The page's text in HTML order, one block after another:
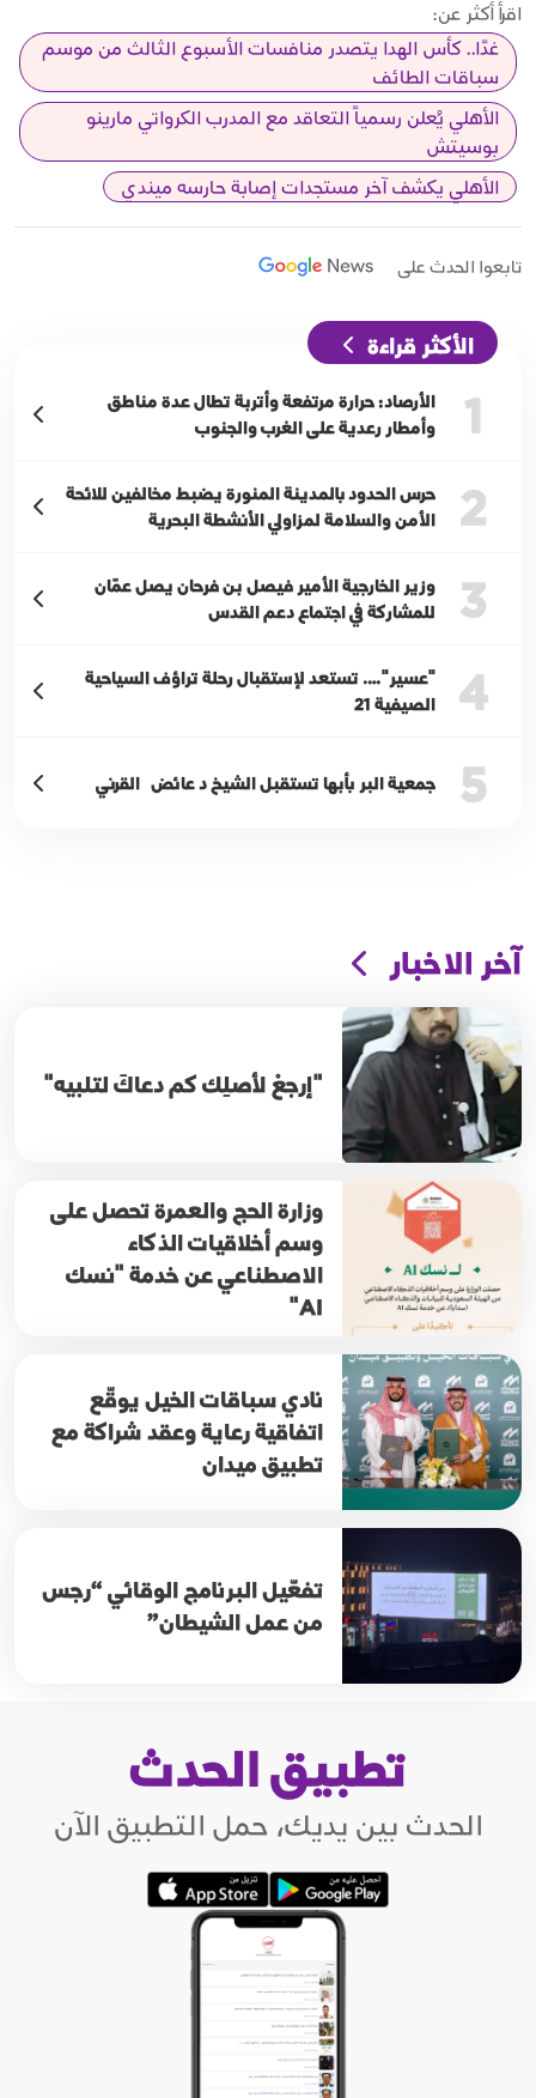
اقرأ أكثر عن:
غدًا.. كأس الهدا يتصدر منافسات الأسبوع الثالث من موسم
سباقات الطائف
الأهلي يُعلن رسمياً التعاقد مع المدرب الكرواتي مارينو
بوسيتش
الأهلي يكشف آخر مستجدات إصابة حارسه ميندي
تابعوا الحدث على
الأكثر قراءة
1
الأرصاد: حرارة مرتفعة وأتربة تطال عدة مناطق
وأمطار رعدية على الغرب والجنوب
2
حرس الحدود بالمدينة المنورة يضبط مخالفين للائحة
الأمن والسلامة لمزاولي الأنشطة البحرية
3
وزير الخارجية الأمير فيصل بن فرحان يصل عمّان
للمشاركة في اجتماع دعم القدس
4
"عسير"…. تستعد لإستقبال رحلة تراؤف السياحية
الصيفية 21
5 جمعية البر بأبها تستقبل الشيخ د عائض القرني
آخر الاخبار
"إرجعْ لأصلِك كم دعاكَ لتلبيه"
وزارة الحج والعمرة تحصل على
وسم أخلاقيات الذكاء
الاصطناعي عن خدمة "نسك
AI"
نادي سباقات الخيل يوقّع
اتفاقية رعاية وعقد شراكة مع
تطبيق ميدان
تفعّيل البرنامج الوقائي “رجس
من عمل الشيطان”
تطبيق الحدث
الحدث بين يديك، حمل التطبيق الآن